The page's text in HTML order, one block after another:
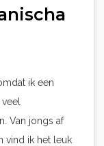
ik een
Van jongs af
vind ik het leuk